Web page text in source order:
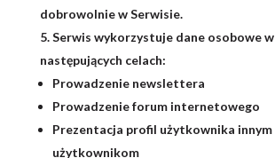
dobrowolnie w Serwisie.
Serwis wykorzystuje dane osobowe w
następujących celach:
Prowadzenie newslettera
Prowadzenie forum internetowego
Prezentacja profil użytkownika innym
użytkownikom